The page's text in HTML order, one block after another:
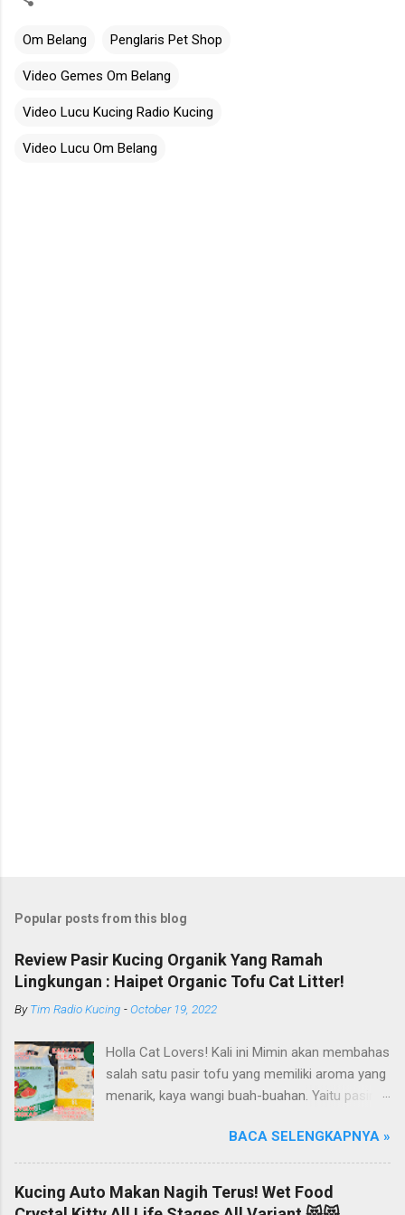
Om Belang Penglaris Pet Shop
Video Gemes Om Belang
Video Lucu Kucing Radio Kucing
Video Lucu Om Belang
Popular posts from this blog
Review Pasir Kucing Organik Yang Ramah
Lingkungan : Haipet Organic Tofu Cat Litter!
ByTim Radio Kucing -October 19, 2022
Holla Cat Lovers! Kali ini Mimin akan membahas
salah satu pasir tofu yang memiliki aroma yang
menarik, kaya wangi buah-buahan. Yaitu pasir
Haipet merupakan salah satu merk produk
kucing yang diproduksi oleh PT. Arthacat Tirta
Surya, Indonesia. Perusahaan ini bergerak di
bidang produk perlengkapan kucing, seperti Cat
BACA SELENGKAPNYA »
Kucing Auto Makan Nagih Terus! Wet Food